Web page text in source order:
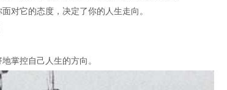
对它的态度，决定了你的人生走向。
掌控自己人生的方向。